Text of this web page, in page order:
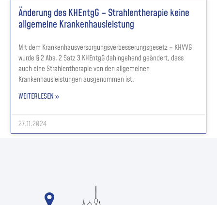
Änderung des KHEntgG – Strahlentherapie keine
allgemeine Krankenhausleistung
Mit dem Krankenhausversorgungsverbesserungsgesetz – KHVVG
wurde § 2 Abs. 2 Satz 3 KHEntgG dahingehend geändert, dass
auch eine Strahlentherapie von den allgemeinen
Krankenhausleistungen ausgenommen ist,
WEITERLESEN »
27.11.2024